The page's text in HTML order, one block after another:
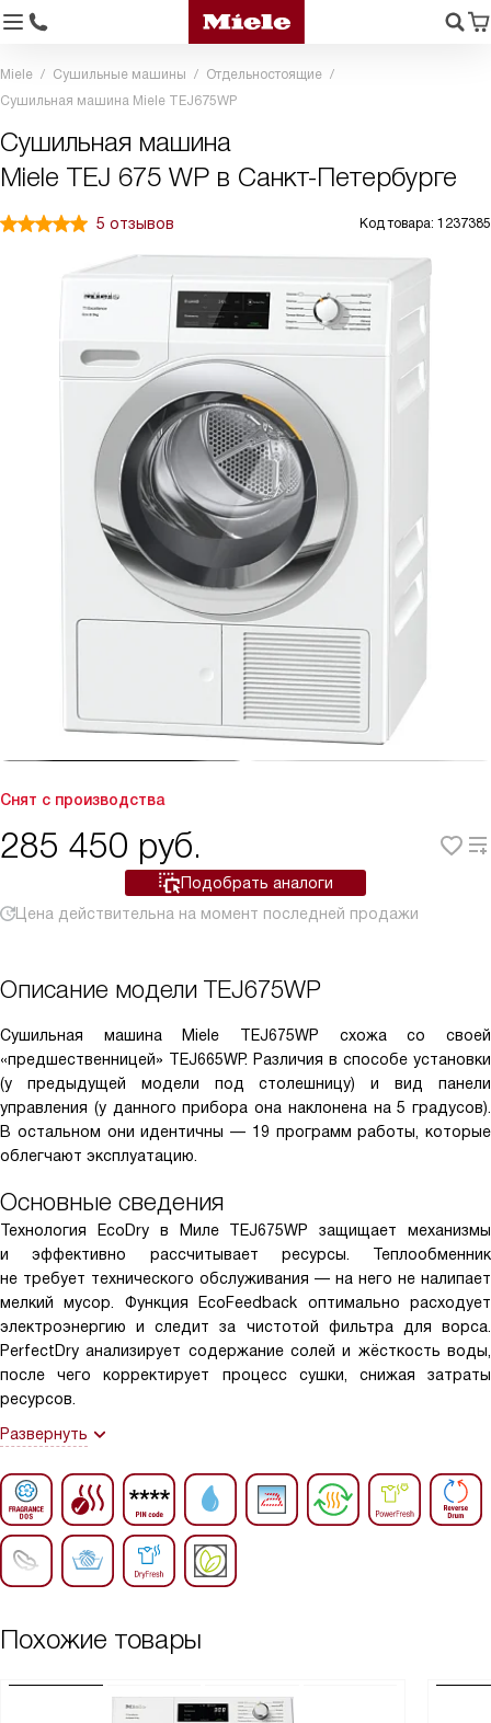
Miele Сушильные машины
Отдельностоящие
Сушильная машина Miele TEJ675WP
Сушильная машина
Miele TEJ 675 WP в Санкт-Петербурге
5 отзывов Код товара: 1237385
Снят с производства
285 450 руб.
Подобрать аналоги
Цена действительна на момент последней продажи
Описание модели TEJ675WP
Сушильная машина Miele TEJ675WP схожа со своей
«предшественницей» TEJ665WP. Различия в способе установки
(у предыдущей модели под столешницу) и вид панели
управления (у данного прибора она наклонена на 5 градусов).
В остальном они идентичны — 19 программ работы, которые
облегчают эксплуатацию.
Основные сведения
Технология EcoDry в Миле TEJ675WP защищает механизмы
и эффективно рассчитывает ресурсы. Теплообменник
не требует технического обслуживания — на него не налипает
мелкий мусор. Функция EcoFeedback оптимально расходует
электроэнергию и следит за чистотой фильтра для ворса.
PerfectDry анализирует содержание солей и жёсткость воды,
после чего корректирует процесс сушки, снижая затраты
ресурсов.
Развернуть
Похожие товары